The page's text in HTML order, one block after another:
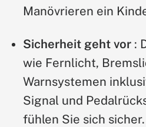
Manövrieren ein
Sicherheit geht vor :
wie Fernlicht,
Warnsystemen
Signal und
fühlen Sie sich